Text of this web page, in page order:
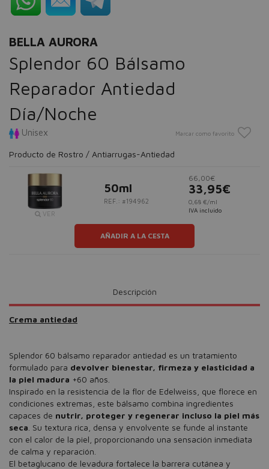
BELLA AURORA
Splendor 60 Bálsamo
Reparador Antiedad
Día/Noche
Unisex Marcar como favorito
Producto de Rostro / Antiarrugas-Antiedad
VER
50ml
REF.: #194962
66,00€
33,95€
0,68 €/ml
IVA incluido
AÑADIR A LA CESTA
Descripción
Crema antiedad
Splendor 60 bálsamo reparador antiedad es un tratamiento
formulado para devolver bienestar, firmeza y elasticidad a
la piel madura +60 años.
Inspirado en la resistencia de la flor de Edelweiss, que florece en
condiciones extremas, este bálsamo combina ingredientes
capaces de nutrir, proteger y regenerar incluso la piel más
seca . Su textura rica, densa y envolvente se funde al instante
con el calor de la piel, proporcionando una sensación inmediata
de calma y reparación.
El betaglucano de levadura fortalece la barrera cutánea y